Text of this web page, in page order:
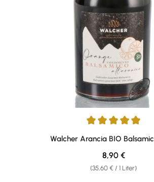
Durchschnittliche Bewertung von 5
Walcher Arancia BIO
(35,60 € / 1 Liter)
Regulärer Preis:
8,90 €